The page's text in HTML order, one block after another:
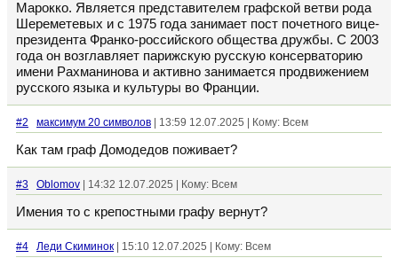
Марокко. Является представителем графской ветви рода
Шереметевых и с 1975 года занимает пост почетного вице-
президента Франко-российского общества дружбы. С 2003
года он возглавляет парижскую русскую консерваторию
имени Рахманинова и активно занимается продвижением
русского языка и культуры во Франции.
#2 максимум 20 символов | 13:59 12.07.2025 | Кому: Всем
Как там граф Домодедов поживает?
#3 Oblomov | 14:32 12.07.2025 | Кому: Всем
Имения то с крепостными графу вернут?
#4 Леди Скиминок | 15:10 12.07.2025 | Кому: Всем